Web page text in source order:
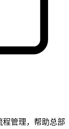
程管理，帮助总部